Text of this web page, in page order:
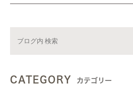
CATEGORY カテゴリー